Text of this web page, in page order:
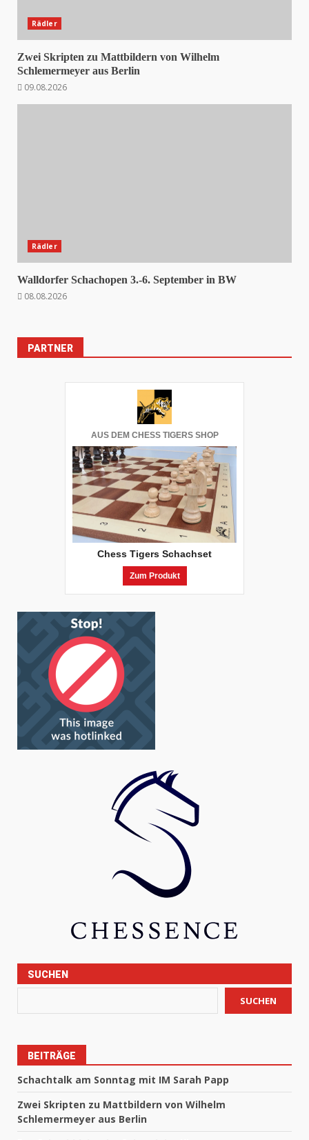
Rädler
Zwei Skripten zu Mattbildern von Wilhelm
Schlemermeyer aus Berlin
09.08.2026
Rädler
Walldorfer Schachopen 3.-6. September in BW
08.08.2026
PARTNER
AUS DEM CHESS TIGERS SHOP
Chess Tigers Schachset
Zum Produkt
SUCHEN
SUCHEN
BEITRÄGE
Schachtalk am Sonntag mit IM Sarah Papp
Zwei Skripten zu Mattbildern von Wilhelm
Schlemermeyer aus Berlin